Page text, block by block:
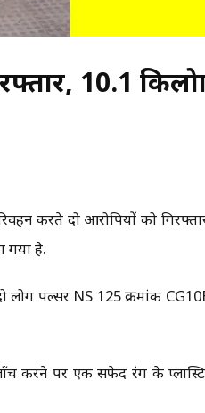
10.1
करते दो आरोपियों को
गया है.
लोग पल्सर NS 125 क्रमांक
करने पर एक सफेद रंग के